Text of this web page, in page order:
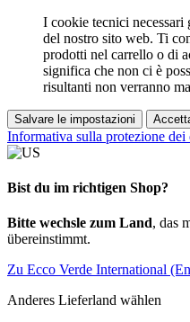
I cookie tecnici necessari
del nostro sito web. Ti
prodotti nel carrello o di
significa che non ci è
risultanti non verranno
Salvare le impostazioni
Informativa sulla protezione dei
Bist du im richtigen Shop?
Bitte wechsle zum Land, das
übereinstimmt.
Zu Ecco Verde International
Anderes Lieferland wählen